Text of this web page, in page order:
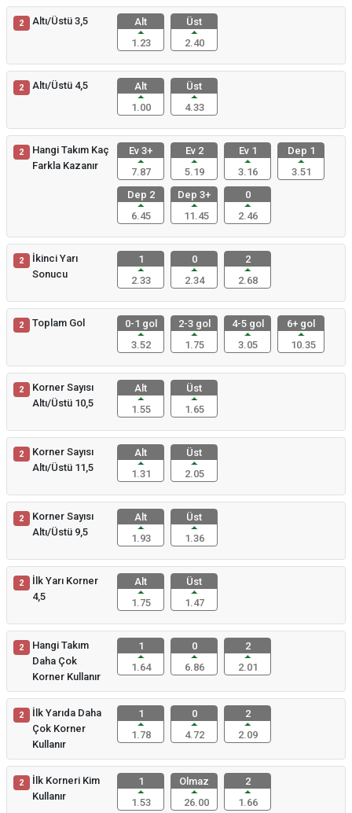
2 Altı/Üstü 3,5
Alt
1.23
Üst
2.40
2 Altı/Üstü 4,5
Alt
1.00
Üst
4.33
2
Hangi Takım Kaç
Farkla Kazanır
Ev 3+
7.87
Ev 2
5.19
Ev 1
3.16
Dep 1
3.51
Dep 2
6.45
Dep 3+
11.45
0
2.46
2
İkinci Yarı
Sonucu
1
2.33
0
2.34
2
2.68
2 Toplam Gol
0-1 gol
3.52
2-3 gol
1.75
4-5 gol
3.05
6+ gol
10.35
2
Korner Sayısı
Altı/Üstü 10,5
Alt
1.55
Üst
1.65
2
Korner Sayısı
Altı/Üstü 11,5
Alt
1.31
Üst
2.05
2
Korner Sayısı
Altı/Üstü 9,5
Alt
1.93
Üst
1.36
2
İlk Yarı Korner
4,5
Alt
1.75
Üst
1.47
2
Hangi Takım
Daha Çok
Korner Kullanır
1
1.64
0
6.86
2
2.01
2
İlk Yarıda Daha
Çok Korner
Kullanır
1
1.78
0
4.72
2
2.09
2
İlk Korneri Kim
Kullanır
1
1.53
Olmaz
26.00
2
1.66